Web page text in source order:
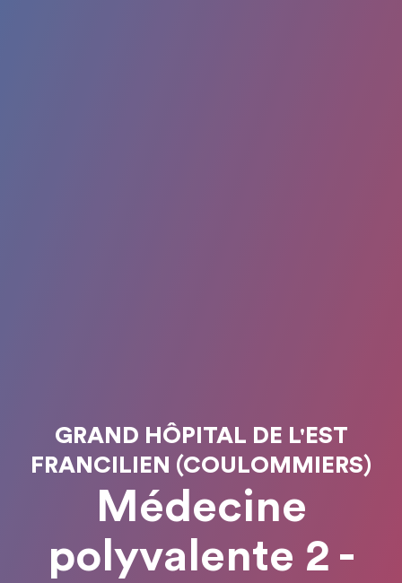
GRAND HÔPITAL DE L'EST
FRANCILIEN (COULOMMIERS)
Médecine
polyvalente 2 -